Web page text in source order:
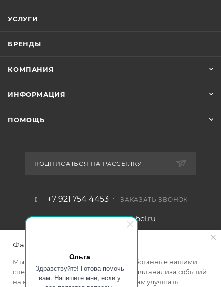
Ольга
Здравствуйте! Готова помочь
вам. Напишите мне, если у
УСЛУГИ
БРЕНДЫ
КОМПАНИЯ
ИНФОРМАЦИЯ
ПОМОЩЬ
ПОДПИСАТЬСЯ НА РАССЫЛКУ
+7 921 754 4453 ЗАКАЗАТЬ ЗВОНОК
zakaz@005mebel.ru
Файлы cookie
Мы используем файлы cookie, разработанные нашими
специалистами и третьими лицами, для анализа событий
на нашем веб-сайте, что позволяет нам улучшать